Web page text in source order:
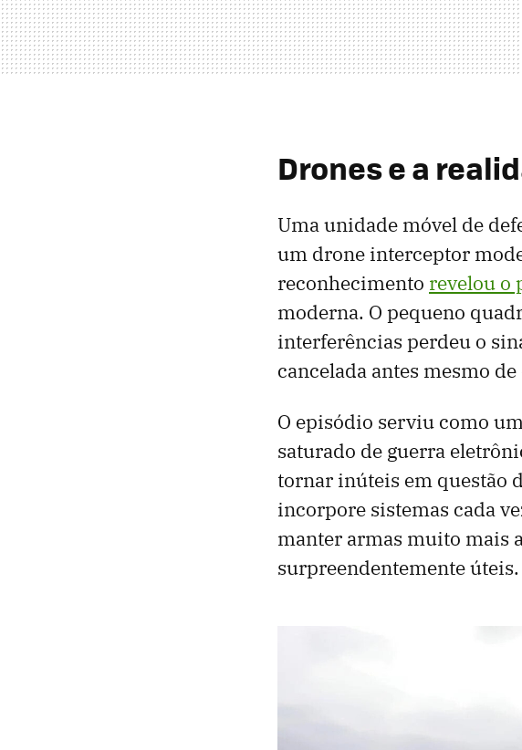
Drones e a
Uma unidade móvel de
um drone interceptor
reconhecimento revelou o
moderna. O pequeno
interferências perdeu o
cancelada antes mesmo de
O episódio serviu como
saturado de guerra
tornar inúteis em questão
incorpore sistemas cada
manter armas muito mais
surpreendentemente úteis.